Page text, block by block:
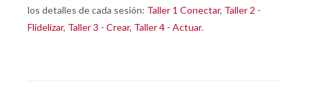
los detalles de cada sesión: Taller 1 Conectar, Taller 2 -
Flidelizar, Taller 3 - Crear, Taller 4 - Actuar.